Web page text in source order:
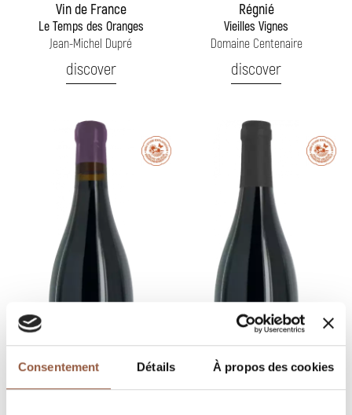
Consentement Détails À propos des cookies
Vin de France
Le Temps des Oranges
Jean-Michel Dupré
discover
Régnié
Vieilles Vignes
Domaine Centenaire
discover